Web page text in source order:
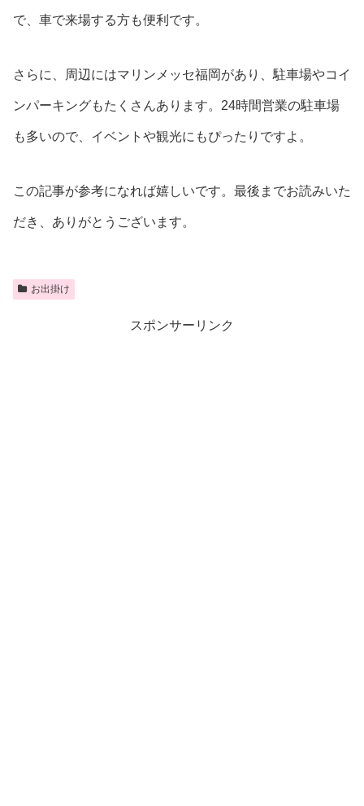
で、車で来場する方も便利です。
さらに、周辺にはマリンメッセ福岡があり、駐車場やコイ
ンパーキングもたくさんあります。24時間営業の駐車場
も多いので、イベントや観光にもぴったりですよ。
この記事が参考になれば嬉しいです。最後までお読みいた
だき、ありがとうございます。
お出掛け
スポンサーリンク